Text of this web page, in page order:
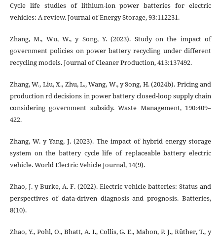
Cycle life studies of lithium-ion power batteries for electric
vehicles: A review. Journal of Energy Storage, 93:112231.
Zhang, M., Wu, W., y Song, Y. (2023). Study on the impact of
government policies on power battery recycling under different
recycling models. Journal of Cleaner Production, 413:137492.
Zhang, W., Liu, X., Zhu, L., Wang, W., y Song, H. (2024b). Pricing and
production rd decisions in power battery closed-loop supply chain
considering government subsidy. Waste Management, 190:409–
422.
Zhang, W. y Yang, J. (2023). The impact of hybrid energy storage
system on the battery cycle life of replaceable battery electric
vehicle. World Electric Vehicle Journal, 14(9).
Zhao, J. y Burke, A. F. (2022). Electric vehicle batteries: Status and
perspectives of data-driven diagnosis and prognosis. Batteries,
8(10).
Zhao, Y., Pohl, O., Bhatt, A. I., Collis, G. E., Mahon, P. J., Rüther, T., y